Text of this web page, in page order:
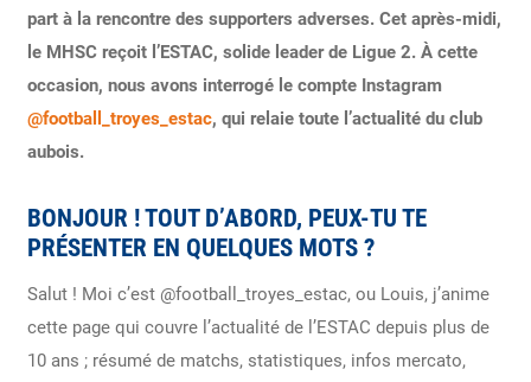
part à la rencontre des supporters adverses. Cet après-midi,
le MHSC reçoit l’ESTAC, solide leader de Ligue 2. À cette
occasion, nous avons interrogé le compte Instagram
@football_troyes_estac, qui relaie toute l’actualité du club
aubois.
BONJOUR ! TOUT D’ABORD, PEUX-TU TE
PRÉSENTER EN QUELQUES MOTS ?
Salut ! Moi c’est @football_troyes_estac, ou Louis, j’anime
cette page qui couvre l’actualité de l’ESTAC depuis plus de
10 ans ; résumé de matchs, statistiques, infos mercato,